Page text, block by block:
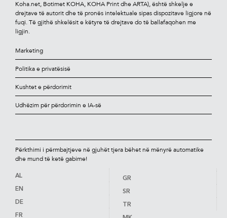
Koha.net, Botimet KOHA, KOHA Print dhe ARTA), është shkelje e
drejtave të autorit dhe të pronës intelektuale sipas dispozitave ligjore në
fuqi. Të gjithë shkelësit e këtyre të drejtave do të ballafaqohen me
ligjin.
Marketing
Politika e privatësisë
Kushtet e përdorimit
Udhëzim për përdorimin e IA-së
Përkthimi i përmbajtjeve në gjuhët tjera bëhet në mënyrë automatike
dhe mund të ketë gabime!
AL
EN
DE
FR
GR
SR
TR